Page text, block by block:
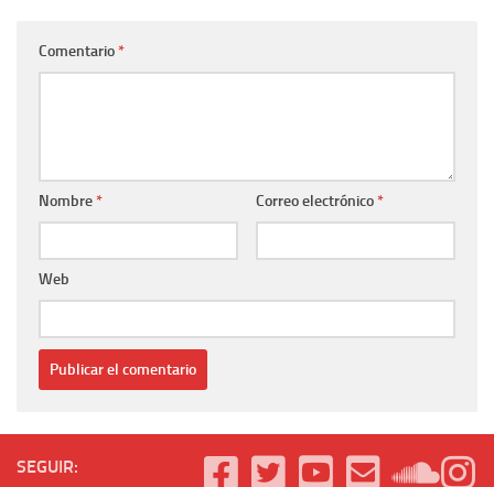
Comentario*
Nombre* Correo electrónico*
Web
SEGUIR: